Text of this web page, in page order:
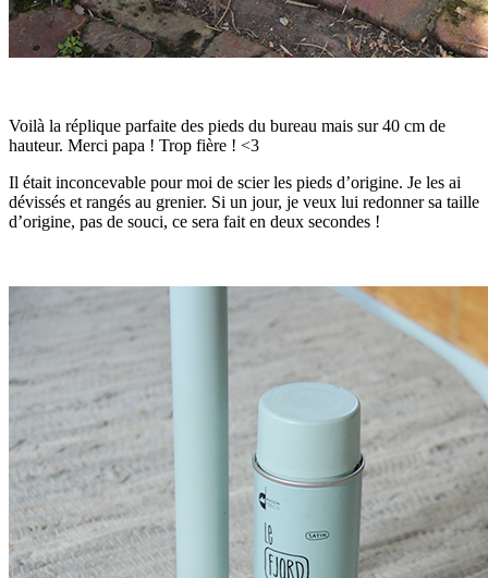
Voilà la réplique parfaite des pieds du bureau mais sur 40 cm de
hauteur. Merci papa ! Trop fière ! <3
Il était inconcevable pour moi de scier les pieds d’origine. Je les ai
dévissés et rangés au grenier. Si un jour, je veux lui redonner sa taille
d’origine, pas de souci, ce sera fait en deux secondes !